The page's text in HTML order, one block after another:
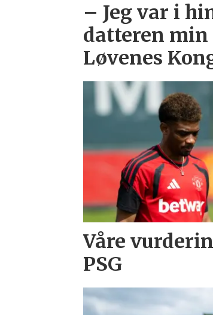
– Jeg var i
datteren min
Løvenes
Våre
PSG